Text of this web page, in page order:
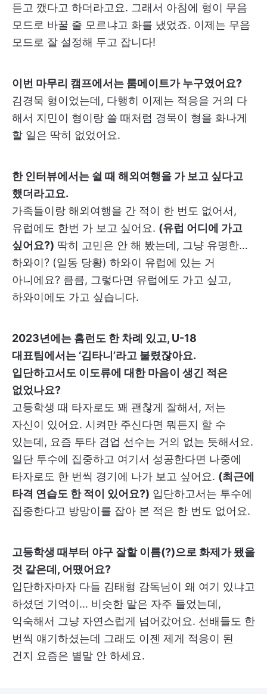
듣고 깼다고 하더라고요. 그래서 아침에 형이 무음
모드로 바꿀 줄 모르냐고 화를 냈었죠. 이제는 무음
모드로 잘 설정해 두고 잡니다!
이번 마무리 캠프에서는 룸메이트가 누구였어요?
김경묵 형이었는데, 다행히 이제는 적응을 거의 다
해서 지민이 형이랑 쓸 때처럼 경묵이 형을 화나게
할 일은 딱히 없었어요.
한 인터뷰에서는 쉴 때 해외여행을 가 보고 싶다고
했더라고요.
가족들이랑 해외여행을 간 적이 한 번도 없어서,
유럽에도 한번 가 보고 싶어요. (유럽 어디에 가고
싶어요?) 딱히 고민은 안 해 봤는데, 그냥 유명한…
하와이? (일동 당황) 하와이 유럽에 있는 거
아니에요? 큼큼, 그렇다면 유럽에도 가고 싶고,
하와이에도 가고 싶습니다.
2023년에는 홈런도 한 차례 있고, U-18
대표팀에서는 ‘김타니’라고 불렸잖아요.
입단하고서도 이도류에 대한 마음이 생긴 적은
없었나요?
고등학생 때 타자로도 꽤 괜찮게 잘해서, 저는
자신이 있어요. 시켜만 주신다면 뭐든지 할 수
있는데, 요즘 투타 겸업 선수는 거의 없는 듯해서요.
일단 투수에 집중하고 여기서 성공한다면 나중에
타자로도 한 번씩 경기에 나가 보고 싶어요. (최근에
타격 연습도 한 적이 있어요?) 입단하고서는 투수에
집중한다고 방망이를 잡아 본 적은 한 번도 없어요.
고등학생 때부터 야구 잘할 이름(?)으로 화제가 됐을
것 같은데, 어땠어요?
입단하자마자 다들 김태형 감독님이 왜 여기 있냐고
하셨던 기억이… 비슷한 말은 자주 들었는데,
익숙해서 그냥 자연스럽게 넘어갔어요. 선배들도 한
번씩 얘기하셨는데 그래도 이젠 제게 적응이 된
건지 요즘은 별말 안 하세요.